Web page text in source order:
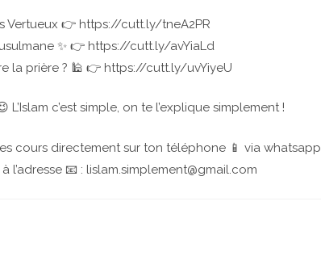
Vertueux 👉 https://cutt.ly/tneA2PR
✨ 👉 https://cutt.ly/avYiaLd
la prière ? 🕌 👉 https://cutt.ly/uvYiyeU
c’est simple, on te l’explique simplement !
cours directement sur ton téléphone 📱 via whatsapp,
l’adresse 📧 : lislam.simplement@gmail.com